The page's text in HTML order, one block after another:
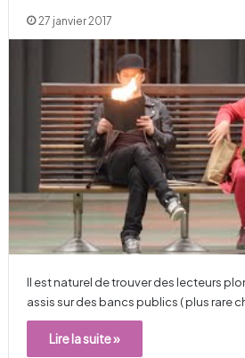
27 janvier 2017
Il est naturel de trouver des lecteurs
assis sur des bancs publics ( plus rare
Lire la suite »